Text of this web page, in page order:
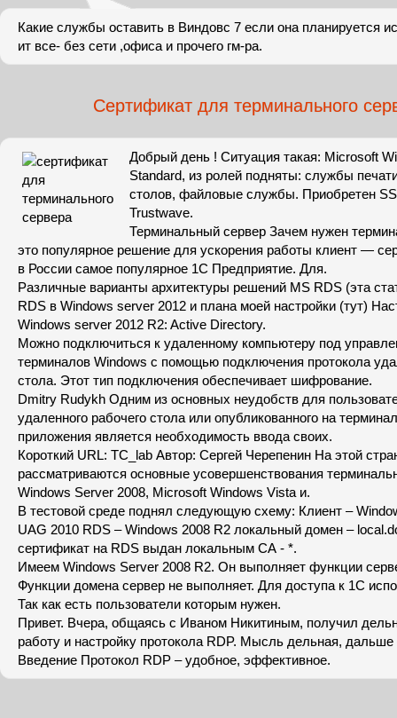
Какие службы оставить в Виндовс 7 если она планируется
ит все- без сети ,офиса и прочего гм-ра.
Сертификат для терминального
Добрый день ! Ситуация такая: Microsoft
Standard, из ролей подняты: службы
столов, файловые службы. Приобретен
Trustwave.
Терминальный сервер Зачем нужен
это популярное решение для ускорения работы клиент —
в России самое популярное 1С Предприятие. Для.
Различные варианты архитектуры решений MS RDS (эта
RDS в Windows server 2012 и плана моей настройки (тут)
Windows server 2012 R2: Active Directory.
Можно подключиться к удаленному компьютеру под
терминалов Windows с помощью подключения протокола
стола. Этот тип подключения обеспечивает шифрование.
Dmitry Rudykh Одним из основных неудобств для
удаленного рабочего стола или опубликованного на
приложения является необходимость ввода своих.
Короткий URL: TC_lab Автор: Сергей Черепенин На этой
рассматриваются основные усовершенствования
Windows Server 2008, Microsoft Windows Vista и.
В тестовой среде поднял следующую схему: Клиент –
UAG 2010 RDS – Windows 2008 R2 локальный домен –
сертификат на RDS выдан локальным СА - *.
Имеем Windows Server 2008 R2. Он выполняет функции
Функции домена сервер не выполняет. Для доступа к 1С
Так как есть пользователи которым нужен.
Привет. Вчера, общаясь с Иваном Никитиным, получил
работу и настройку протокола RDP. Мысль дельная,
Введение Протокол RDP – удобное, эффективное.